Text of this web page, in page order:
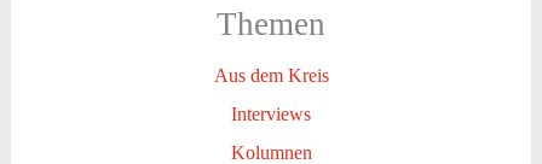
Themen
Aus dem Kreis
Interviews
Kolumnen